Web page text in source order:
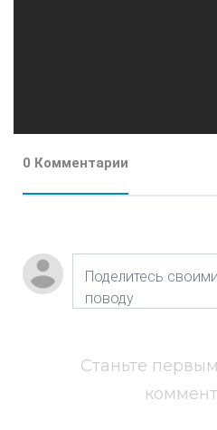
0 Комментарии
Станьте